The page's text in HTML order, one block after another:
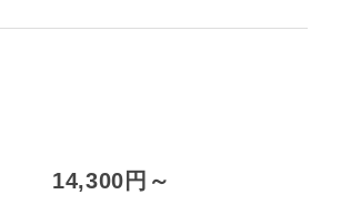
14,300円～